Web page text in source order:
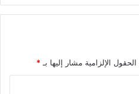
الحقول الإلزامية مشار إليها بـ *